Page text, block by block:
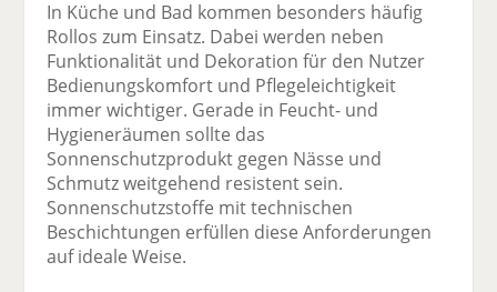
In Küche und Bad kommen besonders häufig
Rollos zum Einsatz. Dabei werden neben
Funktionalität und Dekoration für den Nutzer
Bedienungskomfort und Pflegeleichtigkeit
immer wichtiger. Gerade in Feucht- und
Hygieneräumen sollte das
Sonnenschutzprodukt gegen Nässe und
Schmutz weitgehend resistent sein.
Sonnenschutzstoffe mit technischen
Beschichtungen erfüllen diese Anforderungen
auf ideale Weise.